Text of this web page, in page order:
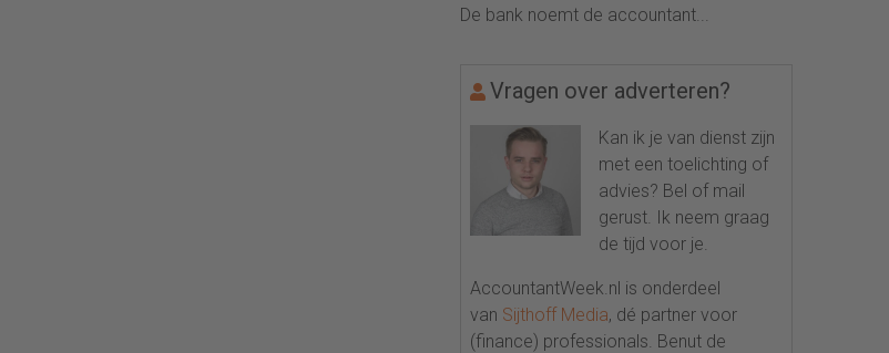
De bank noemt de accountant...
Vragen over adverteren?
Kan ik je van dienst zijn
met een toelichting of
advies? Bel of mail
gerust. Ik neem graag
de tijd voor je.
AccountantWeek.nl is onderdeel
van Sijthoff Media, dé partner voor
(finance) professionals. Benut de